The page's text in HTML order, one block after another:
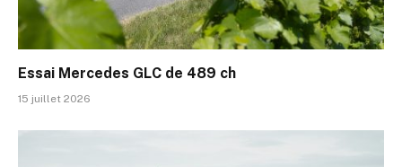
Essai Mercedes GLC de 489 ch
15 juillet 2026